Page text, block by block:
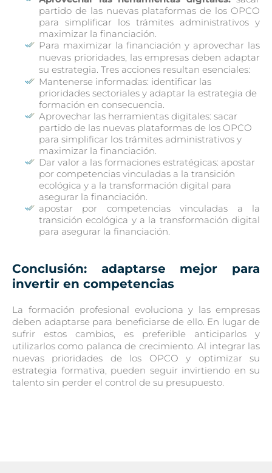
partido de las nuevas plataformas de los OPCO
para simplificar los trámites administrativos y
maximizar la financiación.
Para maximizar la financiación y aprovechar las
nuevas prioridades, las empresas deben adaptar
su estrategia. Tres acciones resultan esenciales:
Mantenerse informadas: identificar las
prioridades sectoriales y adaptar la estrategia de
formación en consecuencia.
Aprovechar las herramientas digitales: sacar
partido de las nuevas plataformas de los OPCO
para simplificar los trámites administrativos y
maximizar la financiación.
Dar valor a las formaciones estratégicas: apostar
por competencias vinculadas a la transición
ecológica y a la transformación digital para
asegurar la financiación.
apostar por competencias vinculadas a la
transición ecológica y a la transformación digital
para asegurar la financiación.
Conclusión: adaptarse mejor para
invertir en competencias
La formación profesional evoluciona y las empresas
deben adaptarse para beneficiarse de ello. En lugar de
sufrir estos cambios, es preferible anticiparlos y
utilizarlos como palanca de crecimiento. Al integrar las
nuevas prioridades de los OPCO y optimizar su
estrategia formativa, pueden seguir invirtiendo en su
talento sin perder el control de su presupuesto.